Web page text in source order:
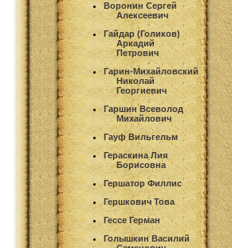
Воронин Сергей
Алексеевич
Гайдар (Голиков)
Аркадий
Петрович
Гарин-Михайловский
Николай
Георгиевич
Гаршин Всеволод
Михайлович
Гауф Вильгельм
Гераскина Лия
Борисовна
Гершатор Филлис
Гершкович Това
Гессе Герман
Голышкин Василий